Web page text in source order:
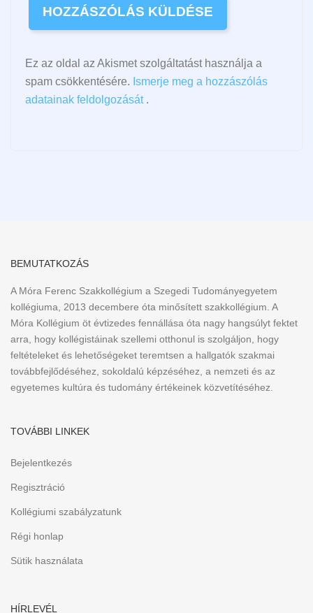
Ez az oldal az Akismet szolgáltatást használja a
spam csökkentésére. Ismerje meg a hozzászólás
adatainak feldolgozását.
BEMUTATKOZÁS
A Móra Ferenc Szakkollégium a Szegedi Tudományegyetem
kollégiuma, 2013 decembere óta minősített szakkollégium. A
Móra Kollégium öt évtizedes fennállása óta nagy hangsúlyt fektet
arra, hogy kollégistáinak szellemi otthonul is szolgáljon, hogy
feltételeket és lehetőségeket teremtsen a hallgatók szakmai
továbbfejlődéséhez, sokoldalú képzéséhez, a nemzeti és az
egyetemes kultúra és tudomány értékeinek közvetítéséhez.
TOVÁBBI LINKEK
Bejelentkezés
Regisztráció
Kollégiumi szabályzatunk
Régi honlap
Sütik használata
HÍRLEVÉL